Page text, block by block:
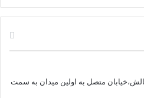
متصل به اولین میدان به سمت